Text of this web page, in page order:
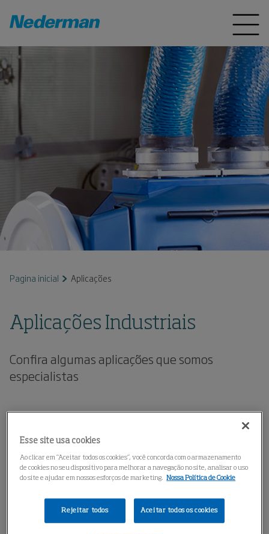
Pagina inicial Aplicações
Aplicações Industriais
Confira algumas aplicações que somos
especialistas
Esse site usa cookies
Ao clicar em “Aceitar todos os cookies”, você concorda com o armazenamento
de cookies no seu dispositivo para melhorar a navegação no site, analisar o uso
do site e ajudar em nossos esforços de marketing. Nossa Política de Cookie
Rejeitar todos Aceitar todos os cookies